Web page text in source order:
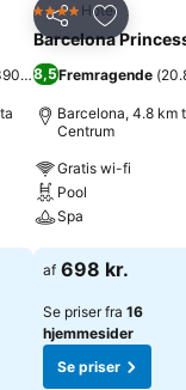
bedømmelser)
Del Føj til
4 StjernerHotel
Barcelona
8,5Fremragende (
Barcelona, 4.8 km
Centrum
Gratis wi-fi
Pool
Spa
Se priser
af 698 kr.
Se priser fra 16
hjemmesider
Se priser